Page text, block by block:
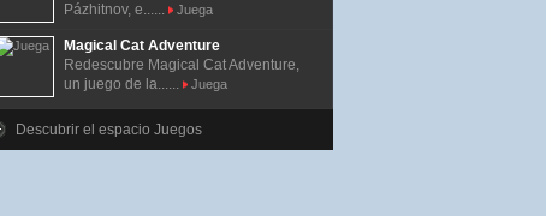
Pázhitnov, e......
Juega
Magical Cat Adventure
Redescubre Magical Cat Adventure,
un juego de la......
Juega
Descubrir el espacio Juegos